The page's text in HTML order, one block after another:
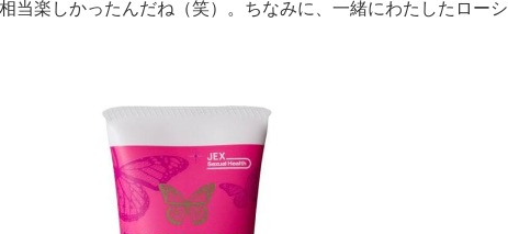
楽しかったんだね（笑）。ちなみに、一緒にわたしたローシ